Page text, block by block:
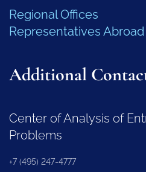
Regional Offices
Representatives Abroad
Additional
Center of Analysis of
Problems
+7 (495) 247-4777